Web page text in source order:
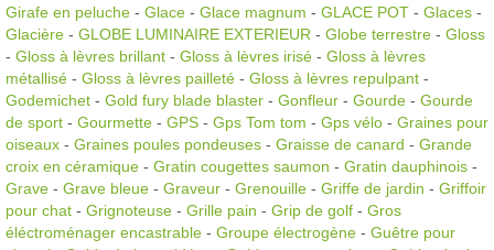
Girafe en peluche - Glace - Glace magnum - GLACE POT - Glaces -
Glacière - GLOBE LUMINAIRE EXTERIEUR - Globe terrestre - Gloss
- Gloss à lèvres brillant - Gloss à lèvres irisé - Gloss à lèvres
métallisé - Gloss à lèvres pailleté - Gloss à lèvres repulpant -
Godemichet - Gold fury blade blaster - Gonfleur - Gourde - Gourde
de sport - Gourmette - GPS - Gps Tom tom - Gps vélo - Graines pour
oiseaux - Graines poules pondeuses - Graisse de canard - Grande
croix en céramique - Gratin cougettes saumon - Gratin dauphinois -
Grave - Grave bleue - Graveur - Grenouille - Griffe de jardin - Griffoir
pour chat - Grignoteuse - Grille pain - Grip de golf - Gros
éléctroménager encastrable - Groupe électrogène - Guêtre pour